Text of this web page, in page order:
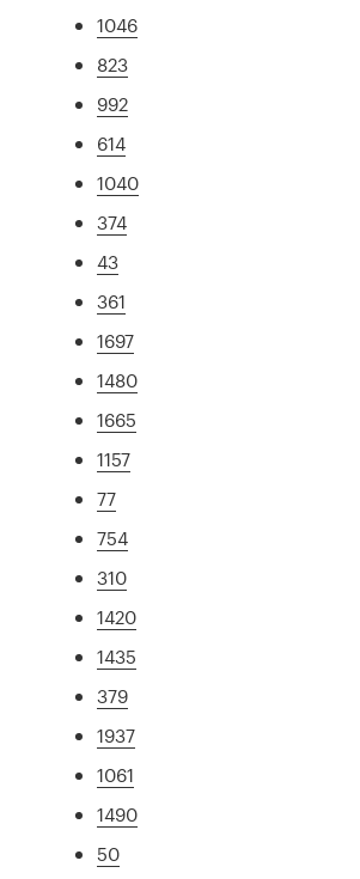
1046
823
992
614
1040
374
43
361
1697
1480
1665
1157
77
754
310
1420
1435
379
1937
1061
1490
50